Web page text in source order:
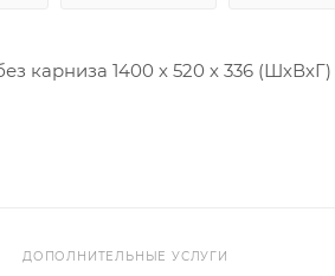
карниза 1400 х 520 х 336
ДОПОЛНИТЕЛЬНЫЕ УСЛУГИ